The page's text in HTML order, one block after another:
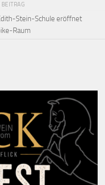
Stein-Schule eröffnet
Raum